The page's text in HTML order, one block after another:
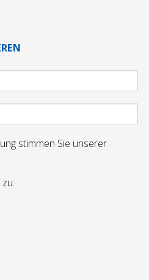
stimmen Sie unserer